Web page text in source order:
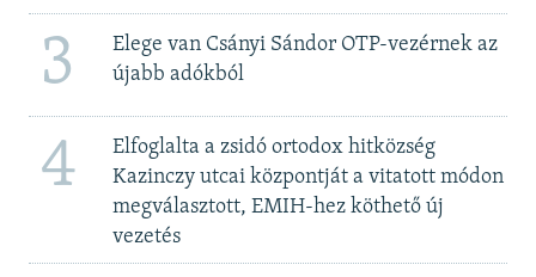
3
Elege van Csányi Sándor OTP-vezérnek az
újabb adókból
4
Elfoglalta a zsidó ortodox hitközség
Kazinczy utcai központját a vitatott módon
megválasztott, EMIH-hez köthető új
vezetés